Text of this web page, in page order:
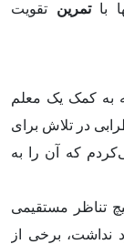
باتمرین تقویت
به کمک یک معلم
در تلاش برای
که آن را به
تناظر مستقیمی
نداشت، برخی از